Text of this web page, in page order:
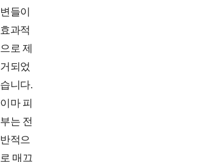
변들이
효과적
으로 제
거되었
습니다.
이마 피
부는 전
반적으
로 매끄